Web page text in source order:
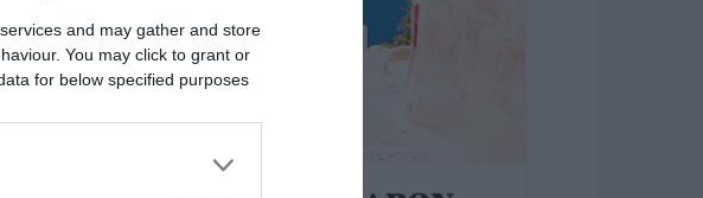
and may gather and store
You may click to grant or
for below specified purposes